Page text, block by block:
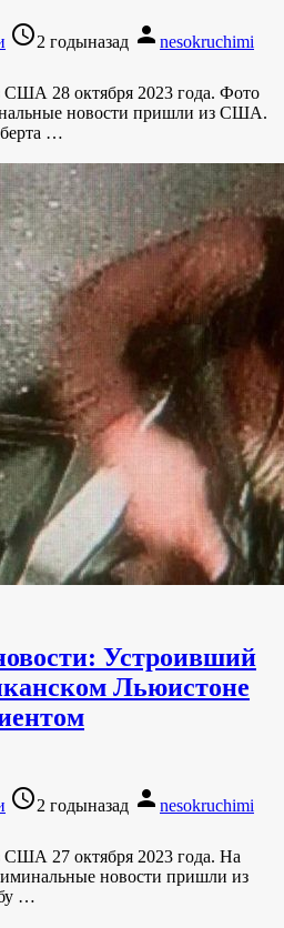
access_time2 годыназад person nesokruchimi
28 октября 2023 года. Фото
новости пришли из США.
…
Устроивший
Льюистоне
access_time2 годыназад person nesokruchimi
27 октября 2023 года. На
новости пришли из
…